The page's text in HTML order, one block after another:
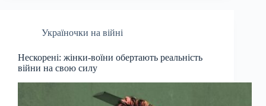
Україночки на війні
Нескорені: жінки-воїни обертають реальність
війни на свою силу